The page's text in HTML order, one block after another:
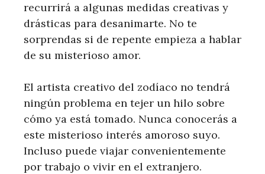
recurrirá a algunas medidas creativas y
drásticas para desanimarte. No te
sorprendas si de repente empieza a hablar
de su misterioso amor.
El artista creativo del zodíaco no tendrá
ningún problema en tejer un hilo sobre
cómo ya está tomado. Nunca conocerás a
este misterioso interés amoroso suyo.
Incluso puede viajar convenientemente
por trabajo o vivir en el extranjero.